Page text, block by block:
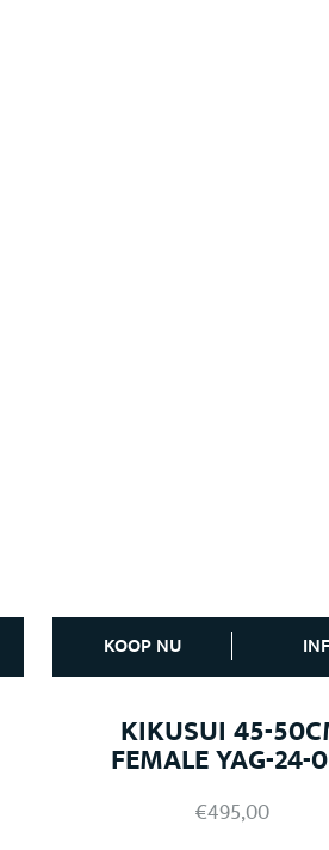
KOOP NU
KIKUSUI 45-
FEMALE YAG-24-
€495,00